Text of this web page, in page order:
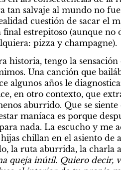
tan salvaje al mundo no
cuestión de sacar el
final estrepitoso (aunque
pizza y champagne).
historia, tengo la
Una canción que
algunos años le
en otro contexto, que
aburrido. Que se
maníaca es porque
nada. La escucho y me
chillan en el asiento de
la ruta aburrida, la charla
queja inútil. Quiero decir,